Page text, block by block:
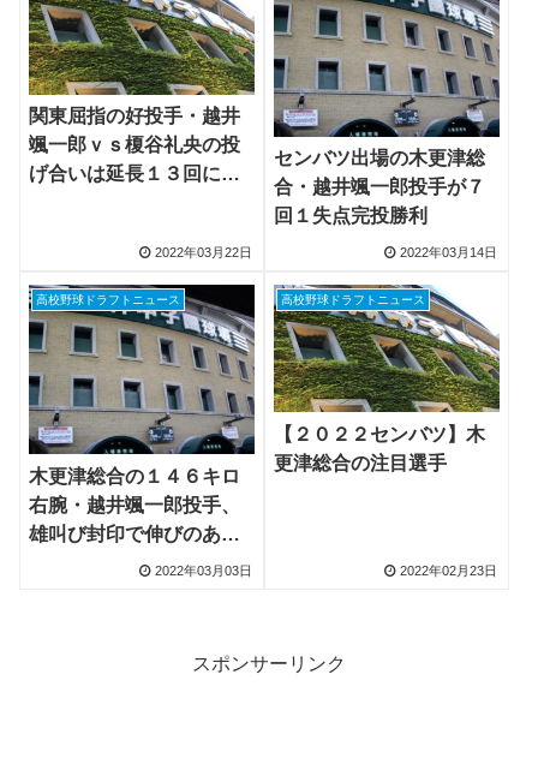
関東屈指の好投手・越井
颯一郎ｖｓ榎谷礼央の投
げ合いは延長１３回に決
2022年03月22日
センバツ出場の木更津総
合・越井颯一郎投手が７
回１失点完投勝利
2022年03月14日
高校野球ドラフトニュース
木更津総合の１４６キロ
右腕・越井颯一郎投手、
雄叫び封印で伸びのある
2022年03月03日
高校野球ドラフトニュース
【２０２２センバツ】木
更津総合の注目選手
2022年02月23日
スポンサーリンク